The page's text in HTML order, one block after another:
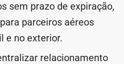
sem prazo de expiração,
parceiros aéreos
e no exterior.
relacionamento